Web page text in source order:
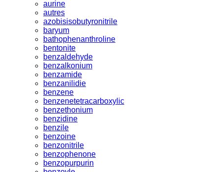
aurine
autres
azobisisobutyronitrile
baryum
bathophenanthroline
bentonite
benzaldehyde
benzalkonium
benzamide
benzanilidie
benzene
benzenetetracarboxylic
benzethonium
benzidine
benzile
benzoine
benzonitrile
benzophenone
benzopurpurin